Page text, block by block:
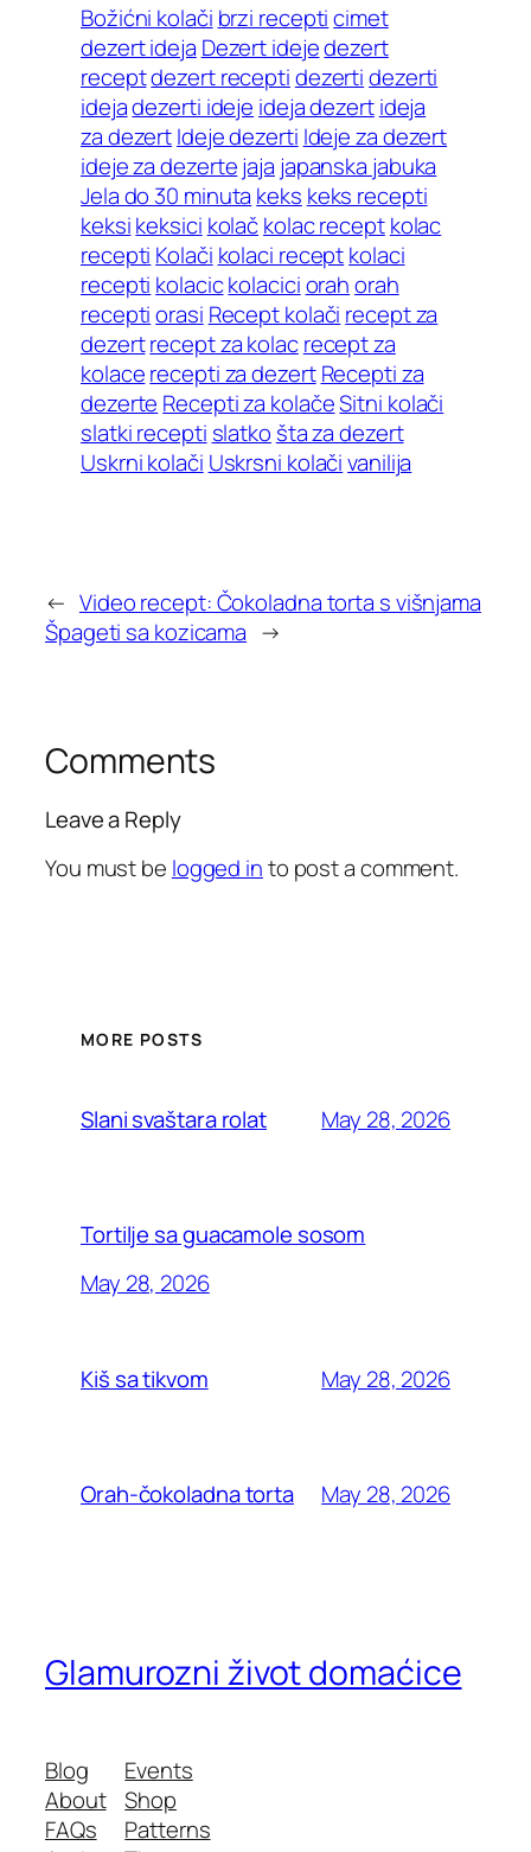
Božićni kolači brzi recepti cimet
dezert ideja Dezert idejedezert
receptdezert receptidezertidezerti
idejadezerti ideje ideja dezertideja
za dezertIdeje dezerti Ideje za dezert
ideje za dezertejaja japanska jabuka
Jela do 30 minuta keks keks recepti
keksikeksici kolačkolac receptkolac
recepti Kolači kolaci receptkolaci
recepti kolacickolaciciorahorah
recepti orasi Recept kolači recept za
dezertrecept za kolacrecept za
kolacerecepti za dezert Recepti za
dezerte Recepti za kolačeSitni kolači
slatki recepti slatko šta za dezert
Uskrni kolači Uskrsni kolačivanilija
← Video recept: Čokoladna torta s višnjama
Špageti sa kozicama →
Comments
Leave a Reply
You must be logged into post a comment.
MORE POSTS
Slani svaštara rolat May 28, 2026
Tortilje sa guacamole sosom
May 28, 2026
Kiš sa tikvom May 28, 2026
Orah-čokoladna torta May 28, 2026
Glamurozni život domaćice
Blog
About
FAQs
Events
Shop
Patterns